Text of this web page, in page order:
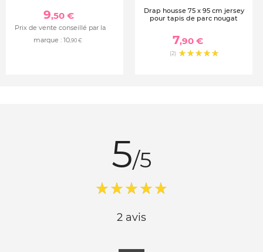
9,50 €
Prix de vente conseillé par la
marque : 10,90 €
Drap housse 75 x 95 cm jersey
pour tapis de parc nougat
7,90 €
(2)
5/5
2 avis